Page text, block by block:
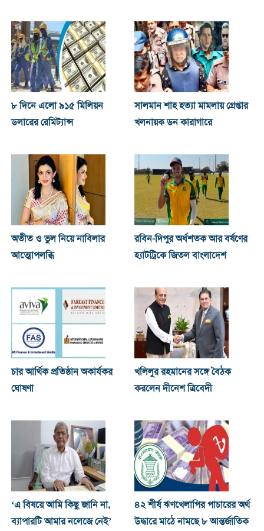
৮ দিনে এলো ৯১৫ মিলিয়ন
ডলারের রেমিট্যান্স
সালমান শাহ হত্যা মামলায় গ্রেপ্তার
খলনায়ক ডন কারাগারে
অতীত ও ভুল নিয়ে নাবিলার
আত্মোপলব্ধি
রবিন-দিপুর অর্ধশতক আর বর্ষণের
হ্যাটট্রিকে জিতল বাংলাদেশ
চার আর্থিক প্রতিষ্ঠান অকার্যকর
ঘোষণা
খ‌লিলুর রহমানের সঙ্গে বৈঠক
করলেন দীনেশ ত্রিবেদী
‘এ বিষয়ে আমি কিছু জানি না,
ব্যাপারটি আমার নলেজে নেই’
৪২ শীর্ষ ঋণখেলাপির পাচারের অর্থ
উদ্ধারে মাঠে নামছে ৮ আন্তর্জাতিক